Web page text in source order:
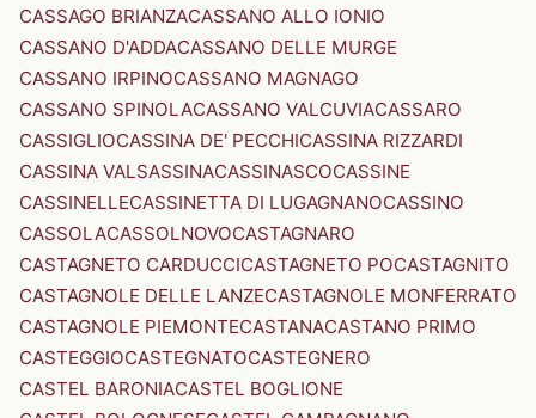
CASSAGO BRIANZACASSANO ALLO IONIO
CASSANO D'ADDACASSANO DELLE MURGE
CASSANO IRPINOCASSANO MAGNAGO
CASSANO SPINOLACASSANO VALCUVIACASSARO
CASSIGLIOCASSINA DE' PECCHICASSINA RIZZARDI
CASSINA VALSASSINACASSINASCOCASSINE
CASSINELLECASSINETTA DI LUGAGNANOCASSINO
CASSOLACASSOLNOVOCASTAGNARO
CASTAGNETO CARDUCCICASTAGNETO POCASTAGNITO
CASTAGNOLE DELLE LANZECASTAGNOLE MONFERRATO
CASTAGNOLE PIEMONTECASTANACASTANO PRIMO
CASTEGGIOCASTEGNATOCASTEGNERO
CASTEL BARONIACASTEL BOGLIONE